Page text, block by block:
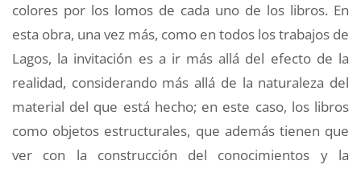
colores por los lomos de cada uno de los libros. En
esta obra, una vez más, como en todos los trabajos de
Lagos, la invitación es a ir más allá del efecto de la
realidad, considerando más allá de la naturaleza del
material del que está hecho; en este caso, los libros
como objetos estructurales, que además tienen que
ver con la construcción del conocimientos y la